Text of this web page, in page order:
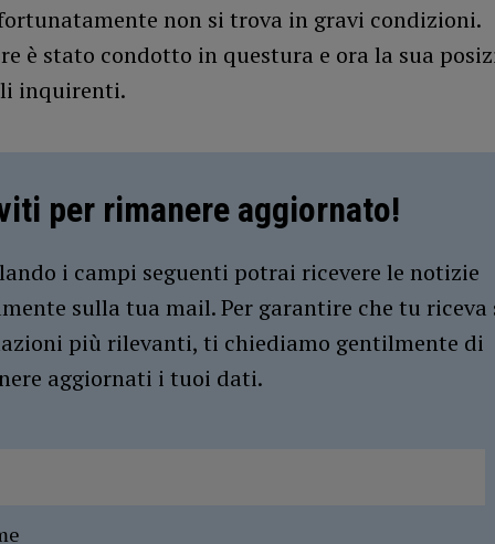
non si trova in gravi condizioni.
è stato condotto in questura e ora la sua
inquirenti.
per rimanere aggiornato!
i campi seguenti potrai ricevere le notizie
sulla tua mail. Per garantire che tu riceva
più rilevanti, ti chiediamo gentilmente di
aggiornati i tuoi dati.